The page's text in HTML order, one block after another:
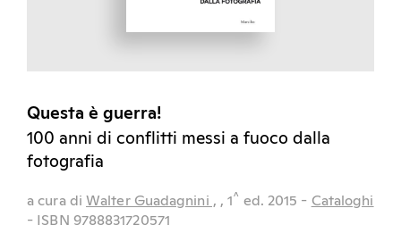
Questa è guerra!
100 anni di conflitti messi a fuoco dalla
fotografia
a cura di Walter Guadagnini , , 1^ ed. 2015 - Cataloghi
- ISBN 9788831720571